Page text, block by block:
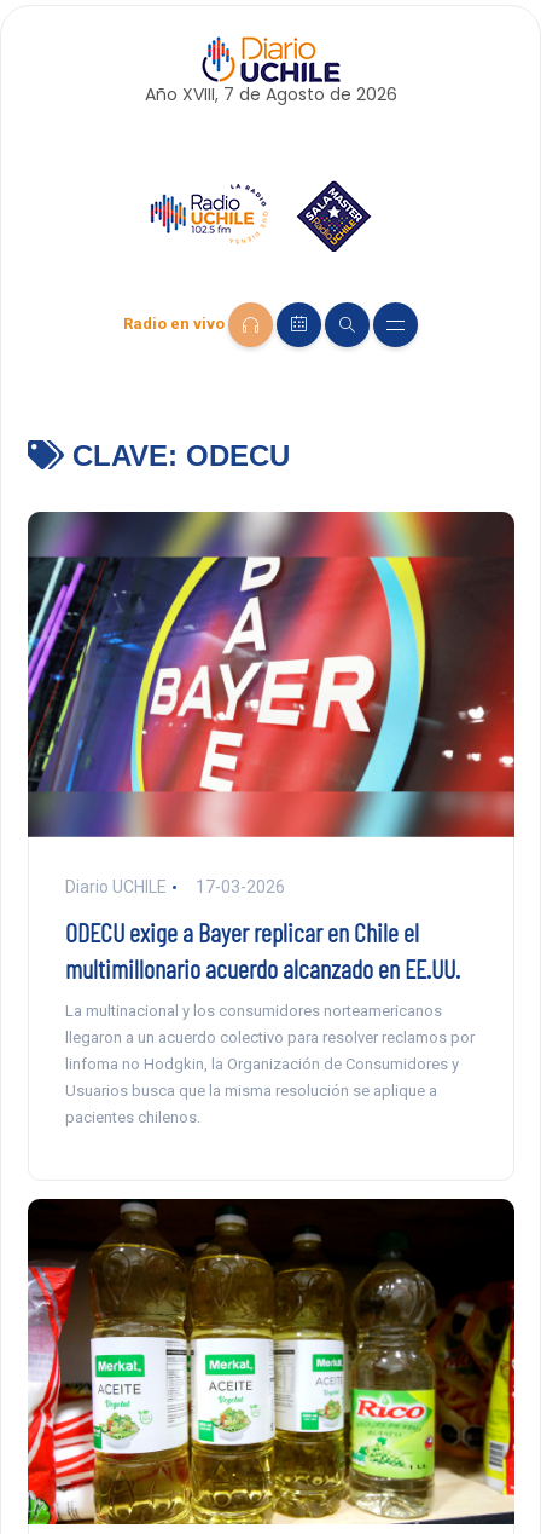
Año XVIII, 7 de Agosto de 2026
Radio en vivo
CLAVE: ODECU
Diario UCHILE 17-03-2026
ODECU exige a Bayer replicar en Chile el
multimillonario acuerdo alcanzado en EE.UU.
La multinacional y los consumidores norteamericanos
llegaron a un acuerdo colectivo para resolver reclamos por
linfoma no Hodgkin, la Organización de Consumidores y
Usuarios busca que la misma resolución se aplique a
pacientes chilenos.